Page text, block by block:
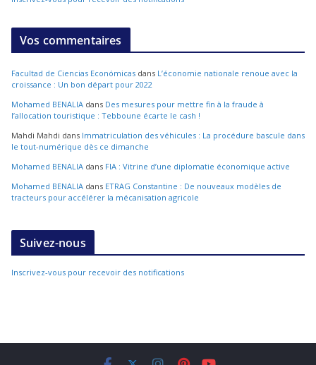
Vos commentaires
Facultad de Ciencias Económicas dans L’économie nationale renoue avec la
croissance : Un bon départ pour 2022
Mohamed BENALIA dans Des mesures pour mettre fin à la fraude à
l’allocation touristique : Tebboune écarte le cash !
Mahdi Mahdi dans Immatriculation des véhicules : La procédure bascule dans
le tout-numérique dès ce dimanche
Mohamed BENALIA dans FIA : Vitrine d’une diplomatie économique active
Mohamed BENALIA dans ETRAG Constantine : De nouveaux modèles de
tracteurs pour accélérer la mécanisation agricole
Suivez-nous
Inscrivez-vous pour recevoir des notifications